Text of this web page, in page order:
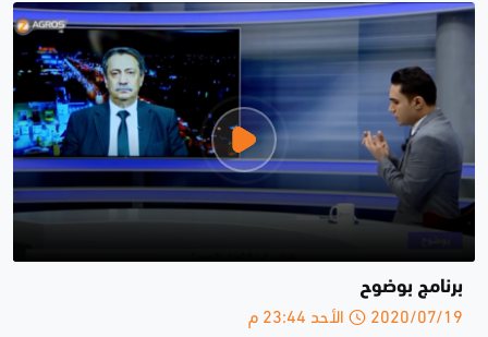
برنامج بوضوح
2020/07/19 الأحد 23:44 م